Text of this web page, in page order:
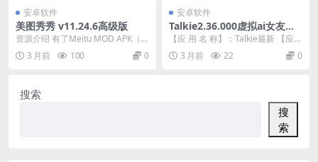
安卓软件
美图秀秀 v11.24.6高级版
资源介绍 有了Meitu MOD APK（VI
P），每张照片和视频都可以成为艺
术...3 月前 100 0
安卓软件
Talkie2.36.000虚拟ai女友无
敏感聊天永久记忆多角色
【应 用 名 称】：Talkie最新 【应
用 版 本】：2.36.000 【应...
3 月前 22 0
搜索
搜
索